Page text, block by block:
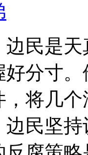
民是
分寸
将几
边民坚